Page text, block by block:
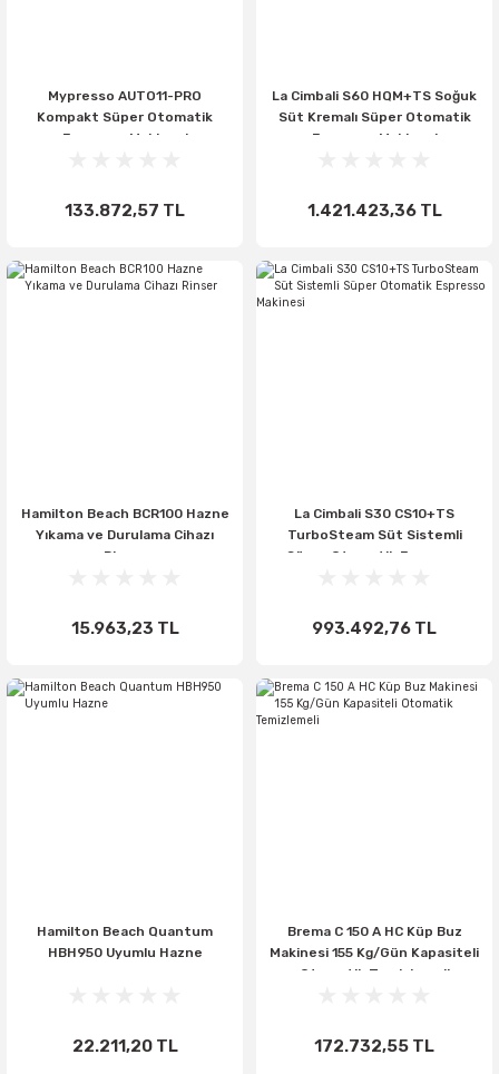
Mypresso AUTO11-PRO
Kompakt Süper Otomatik
Espresso Makinesi
133.872,57 TL
La Cimbali S60 HQM+TS Soğuk
Süt Kremalı Süper Otomatik
Espresso Makinesi
1.421.423,36 TL
Hamilton Beach BCR100 Hazne
Yıkama ve Durulama Cihazı
Rinser
15.963,23 TL
La Cimbali S30 CS10+TS
TurboSteam Süt Sistemli
Süper Otomatik Espresso
993.492,76 TL
Hamilton Beach Quantum
HBH950 Uyumlu Hazne
22.211,20 TL
Brema C 150 A HC Küp Buz
Makinesi 155 Kg/Gün Kapasiteli
Otomatik Temizlemeli
172.732,55 TL